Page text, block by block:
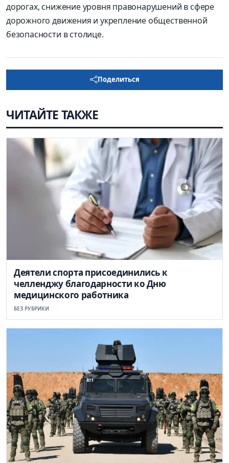
дорогах, снижение уровня правонарушений в сфере
дорожного движения и укрепление общественной
безопасности в столице.
Поделиться
ЧИТАЙТЕ ТАКЖЕ
Деятели спорта присоединились к
челленджу благодарности ко Дню
медицинского работника
БЕЗ РУБРИКИ